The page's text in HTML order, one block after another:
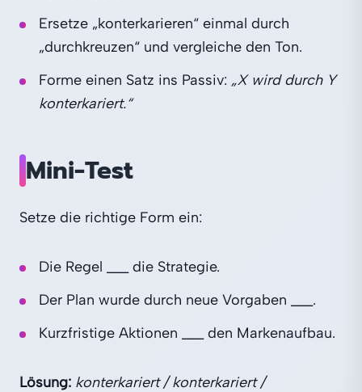
Ersetze „konterkarieren“ einmal durch
„durchkreuzen“ und vergleiche den Ton.
Forme einen Satz ins Passiv: „X wird durch Y
konterkariert.“
Mini‑Test
Setze die richtige Form ein:
Die Regel ___ die Strategie.
Der Plan wurde durch neue Vorgaben ___.
Kurzfristige Aktionen ___ den Markenaufbau.
Lösung: konterkariert / konterkariert /